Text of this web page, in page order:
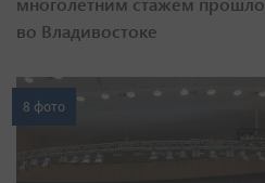
во Владивостоке
8 фото